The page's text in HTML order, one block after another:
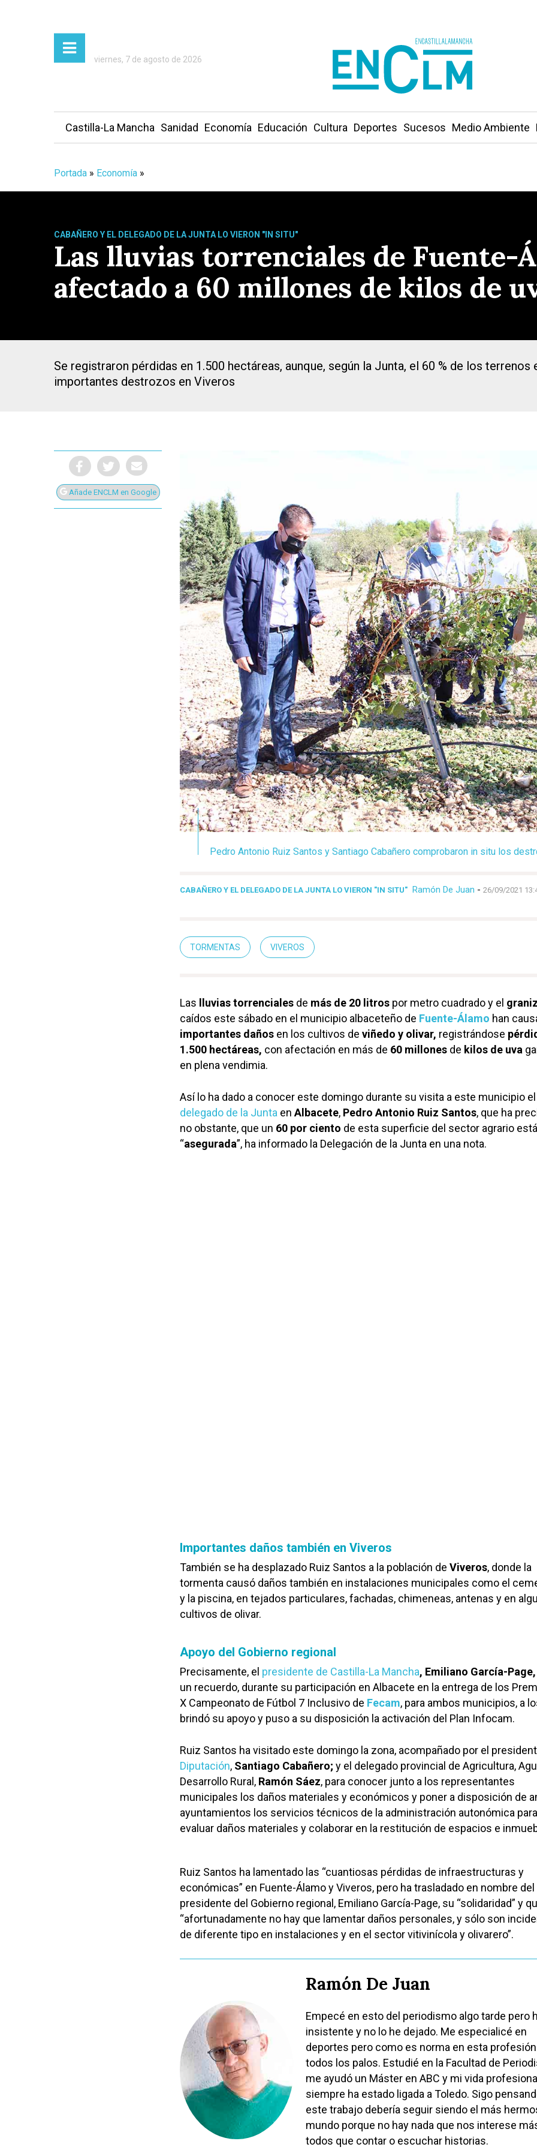
Presiona Intro para buscar o ESC para cerrar
viernes, 7 de agosto de 2026
Castilla-La Mancha Sanidad Economía Educación Cultura Deportes Sucesos Medio Ambiente
Portada » Economía »
CABAÑERO Y EL DELEGADO DE LA JUNTA LO VIERON "IN SITU"
Las lluvias torrenciales de Fuente-
afectado a 60 millones de kilos de
Se registraron pérdidas en 1.500 hectáreas, aunque, según la Junta, el 60 % de los terrenos
importantes destrozos en Viveros
Añade ENCLM en Google
Pedro Antonio Ruiz Santos y Santiago Cabañero comprobaron in situ los
CABAÑERO Y EL DELEGADO DE LA JUNTA LO VIERON "IN SITU" Ramón De Juan - 26/09/2021
TORMENTAS VIVEROS
Las lluvias torrenciales de más de 20 litros por metro cuadrado y el
caídos este sábado en el municipio albaceteño de Fuente-Álamo han
importantes daños en los cultivos de viñedo y olivar, registrándose
1.500 hectáreas, con afectación en más de 60 millones de kilos de uva
en plena vendimia.
Así lo ha dado a conocer este domingo durante su visita a este municipio el
delegado de la Junta en Albacete, Pedro Antonio Ruiz Santos, que ha
no obstante, que un 60 por ciento de esta superficie del sector agrario está
“asegurada”, ha informado la Delegación de la Junta en una nota.
Importantes daños también en Viveros
También se ha desplazado Ruiz Santos a la población de Viveros, donde la
tormenta causó daños también en instalaciones municipales como el
y la piscina, en tejados particulares, fachadas, chimeneas, antenas y en
cultivos de olivar.
Apoyo del Gobierno regional
Precisamente, el presidente de Castilla-La Mancha, Emiliano García-Page,
un recuerdo, durante su participación en Albacete en la entrega de los
X Campeonato de Fútbol 7 Inclusivo de Fecam, para ambos municipios, a
brindó su apoyo y puso a su disposición la activación del Plan Infocam.
Ruiz Santos ha visitado este domingo la zona, acompañado por el
Diputación, Santiago Cabañero; y el delegado provincial de Agricultura,
Desarrollo Rural, Ramón Sáez, para conocer junto a los representantes
municipales los daños materiales y económicos y poner a disposición de
ayuntamientos los servicios técnicos de la administración autonómica para
evaluar daños materiales y colaborar en la restitución de espacios e
Ruiz Santos ha lamentado las “cuantiosas pérdidas de infraestructuras y
económicas” en Fuente-Álamo y Viveros, pero ha trasladado en nombre del
presidente del Gobierno regional, Emiliano García-Page, su “solidaridad” y
“afortunadamente no hay que lamentar daños personales, y sólo son
de diferente tipo en instalaciones y en el sector vitivinícola y olivarero”.
Ramón De Juan
Empecé en esto del periodismo algo tarde pero
insistente y no lo he dejado. Me especialicé en
deportes pero como es norma en esta
todos los palos. Estudié en la Facultad de
me ayudó un Máster en ABC y mi vida
siempre ha estado ligada a Toledo. Sigo
este trabajo debería seguir siendo el más
mundo porque no hay nada que nos interese
todos que contar o escuchar historias.